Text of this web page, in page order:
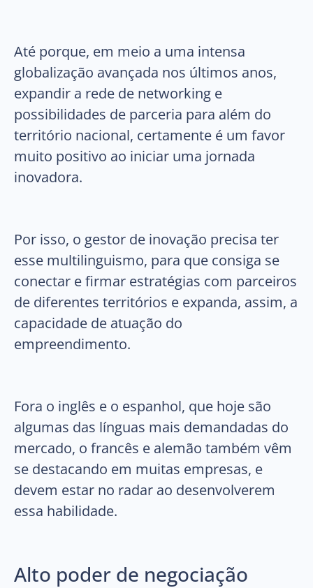
Até porque, em meio a uma intensa
globalização avançada nos últimos anos,
expandir a rede de networking e
possibilidades de parceria para além do
território nacional, certamente é um favor
muito positivo ao iniciar uma jornada
inovadora.
Por isso, o gestor de inovação precisa ter
esse multilinguismo, para que consiga se
conectar e firmar estratégias com parceiros
de diferentes territórios e expanda, assim, a
capacidade de atuação do
empreendimento.
Fora o inglês e o espanhol, que hoje são
algumas das línguas mais demandadas do
mercado, o francês e alemão também vêm
se destacando em muitas empresas, e
devem estar no radar ao desenvolverem
essa habilidade.
Alto poder de negociação